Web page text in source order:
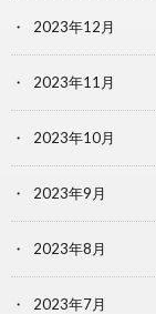
2023年12月
2023年11月
2023年10月
2023年9月
2023年8月
2023年7月